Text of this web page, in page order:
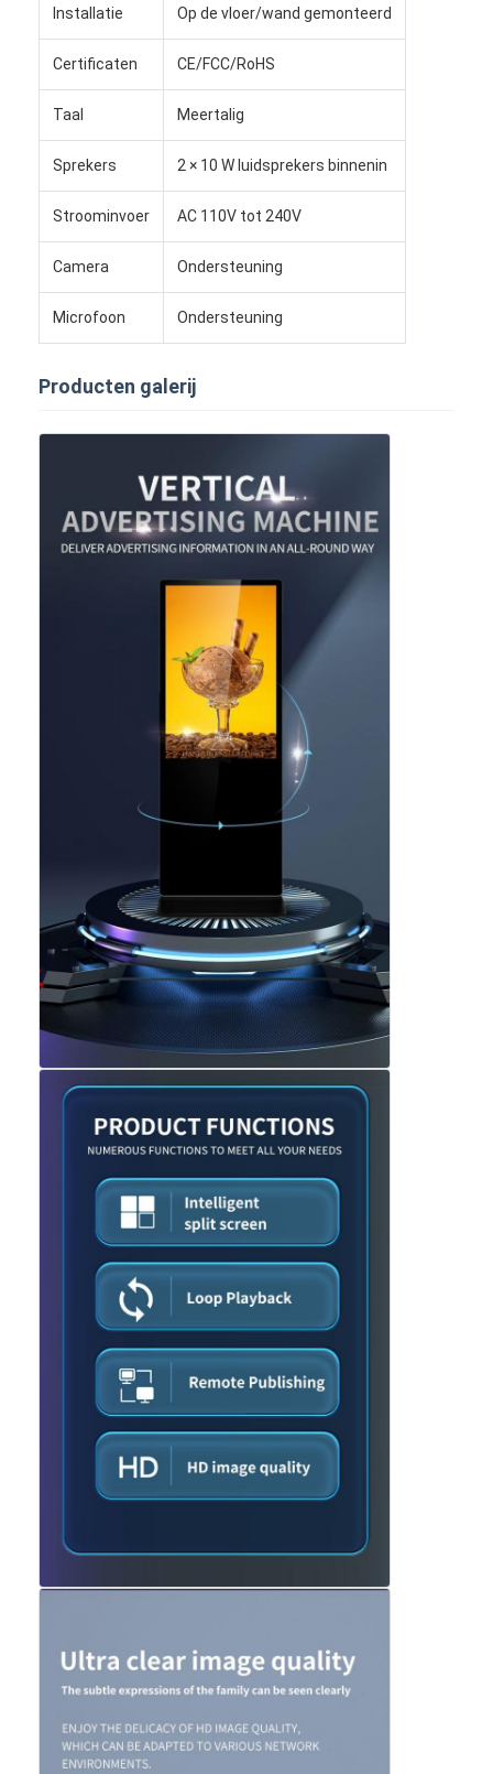
Bar LED-display
led-display
Installatie Op de vloer/wand gemonteerd
Certificaten CE/FCC/RoHS
Taal Meertalig
Sprekers 2 × 10 W luidsprekers binnenin
Stroominvoer AC 110V tot 240V
Camera Ondersteuning
Microfoon Ondersteuning
Producten galerij